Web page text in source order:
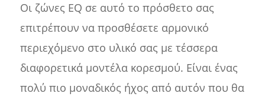
Οι ζώνες EQ σε αυτό το πρόσθετο σας
επιτρέπουν να προσθέσετε αρμονικό
περιεχόμενο στο υλικό σας με τέσσερα
διαφορετικά μοντέλα κορεσμού. Είναι ένας
πολύ πιο μοναδικός ήχος από αυτόν που θα